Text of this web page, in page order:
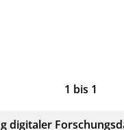
1 bis 1
digitaler